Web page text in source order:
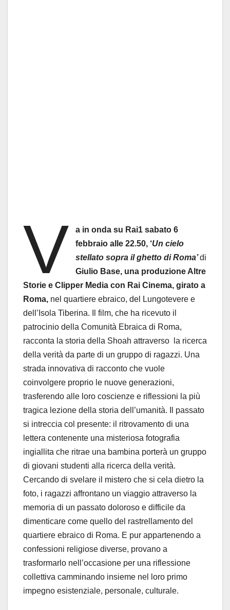
V
a in onda su Rai1 sabato 6
febbraio alle 22.50, ‘Un cielo
stellato sopra il ghetto di Roma’di
Giulio Base, una produzione Altre
Storie e Clipper Media con Rai Cinema, girato a
Roma, nel quartiere ebraico, del Lungotevere e
dell’Isola Tiberina. Il film, che ha ricevuto il
patrocinio della Comunità Ebraica di Roma,
racconta la storia della Shoah attraverso la ricerca
della verità da parte di un gruppo di ragazzi. Una
strada innovativa di racconto che vuole
coinvolgere proprio le nuove generazioni,
trasferendo alle loro coscienze e riflessioni la più
tragica lezione della storia dell’umanità. Il passato
si intreccia col presente: il ritrovamento di una
lettera contenente una misteriosa fotografia
ingiallita che ritrae una bambina porterà un gruppo
di giovani studenti alla ricerca della verità.
Cercando di svelare il mistero che si cela dietro la
foto, i ragazzi affrontano un viaggio attraverso la
memoria di un passato doloroso e difficile da
dimenticare come quello del rastrellamento del
quartiere ebraico di Roma. E pur appartenendo a
confessioni religiose diverse, provano a
trasformarlo nell’occasione per una riflessione
collettiva camminando insieme nel loro primo
impegno esistenziale, personale, culturale.